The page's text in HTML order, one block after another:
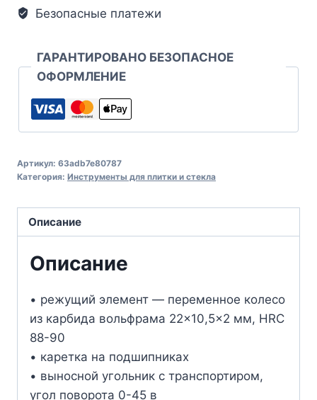
Безопасные платежи
ГАРАНТИРОВАНО БЕЗОПАСНОЕ
ОФОРМЛЕНИЕ
Артикул: 63adb7e80787
Категория: Инструменты для плитки и стекла
Описание
Описание
• режущий элемент — переменное колесо
из карбида вольфрама 22×10,5×2 мм, HRC
88-90
• каретка на подшипниках
• выносной угольник с транспортиром,
угол поворота 0-45 в